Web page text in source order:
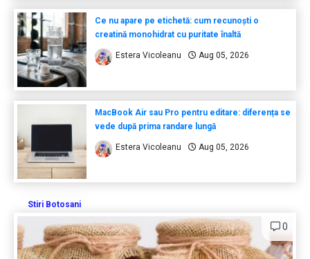
Ce nu apare pe etichetă: cum recunoști o
creatină monohidrat cu puritate înaltă
Estera Vicoleanu Aug 05, 2026
MacBook Air sau Pro pentru editare: diferența se
vede după prima randare lungă
Estera Vicoleanu Aug 05, 2026
Stiri Botosani
0